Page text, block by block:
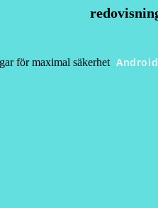
för maximal säkerhet Android